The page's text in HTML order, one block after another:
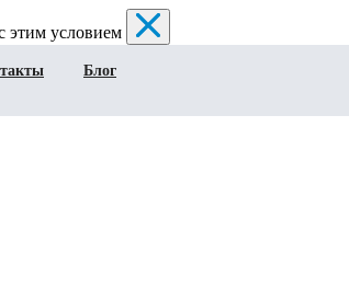
этим условием
Блог